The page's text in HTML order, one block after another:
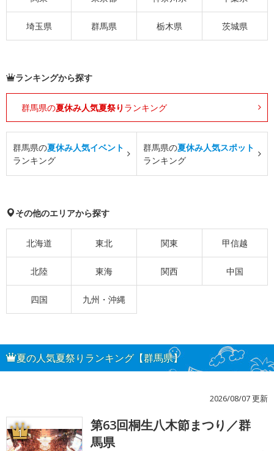
埼玉県 群馬県 栃木県 茨城県
ランキングから探す
群馬県の夏休み人気夏祭り ランキング
群馬県の夏休み人気イベント
ランキング
群馬県の夏休み人気スポット
ランキング
その他のエリアから探す
北海道 東北 関東 甲信越
北陸 東海 関西 中国
四国 九州・沖縄
夏の人気夏祭りランキング【群馬県】
2026/08/07 更新
1
第63回桐生八木節まつり／群
馬県